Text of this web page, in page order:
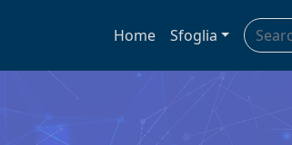
Home Sfoglia